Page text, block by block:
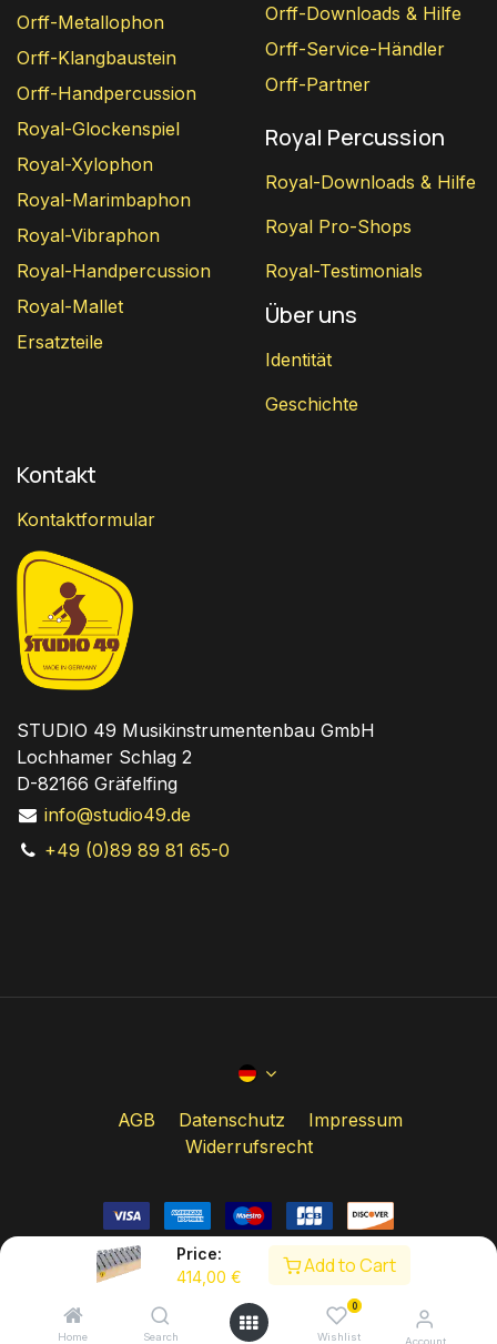
Price:
414,00 € Add to Cart
Home Search
0
Wishlist Account
Orff-Metallophon
Orff-Klangbaustein
Orff-Handpercussion
Royal-Glockenspiel
Royal-Xylophon
Royal-Marimbaphon
Royal-Vibraphon
Royal-Handpercussion
Royal-Mallet
Ersatzteile
Orff-Downloads & Hilfe
Orff-Service-Händler
Orff-Partner
Royal Percussion
Royal-Downloads & Hilfe
Royal Pro-Shops
Royal-Testimonials
Über uns
Identität
Geschichte
Kontakt
Kontaktformular
STUDIO 49 Musikinstrumentenbau GmbH
Lochhamer Schlag 2
D-82166 Gräfelfing
info@studio49.de
+49 (0)89 89 81 65-0
AGB Datenschutz
Impressum
Widerrufsrecht